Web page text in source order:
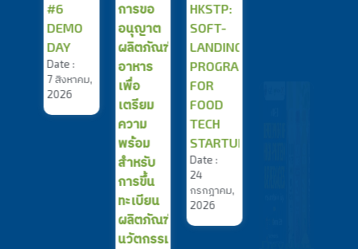
#6
DEMO
DAY
Date :
7 สิงหาคม,
2026
การขอ
อนุญาต
ผลิตภัณฑ์
อาหาร
เพื่อ
เตรียม
ความ
พร้อม
สำหรับ
การขึ้น
ทะเบียน
ผลิตภัณฑ์
นวัตกรรม
HKSTP:
SOFT-
LANDING
PROGRAMME
FOR
FOOD
TECH
STARTUPS
Date :
24
กรกฎาคม,
2026